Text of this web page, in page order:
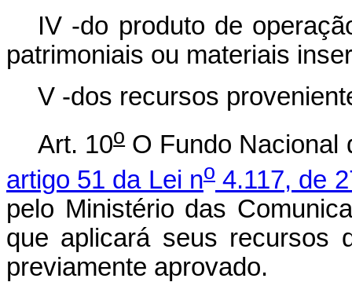
IV -do produto de
patrimoniais ou materiais
V -dos recursos
Art. 10oO Fundo Nacional
artigo 51 da Lei no4.117, de
pelo Ministério das
que aplicará seus recursos
previamente aprovado.